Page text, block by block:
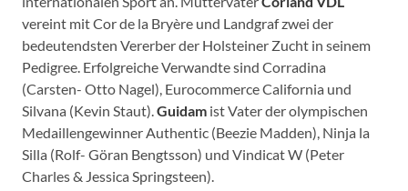
vereint mit Cor de la Bryère und Landgraf zwei der
bedeutendsten Vererber der Holsteiner Zucht in seinem
Pedigree. Erfolgreiche Verwandte sind Corradina
(Carsten- Otto Nagel), Eurocommerce California und
Silvana (Kevin Staut).Guidam ist Vater der olympischen
Medaillengewinner Authentic (Beezie Madden), Ninja la
Silla (Rolf- Göran Bengtsson) und Vindicat W (Peter
Charles & Jessica Springsteen).